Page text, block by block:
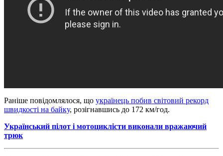
Раніше повідомлялося, що українець побив світовий рекорд
швидкості на байку, розігнавшись до 172 км/год.
Український пілот і мотоциклісти виконали вражаючий
трюк